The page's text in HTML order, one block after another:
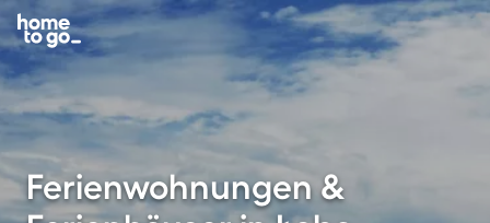
Ferienwohnungen &